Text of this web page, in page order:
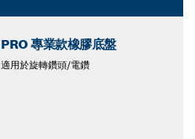
PRO 專業款橡膠底盤
適用於旋轉鑽頭/電鑽